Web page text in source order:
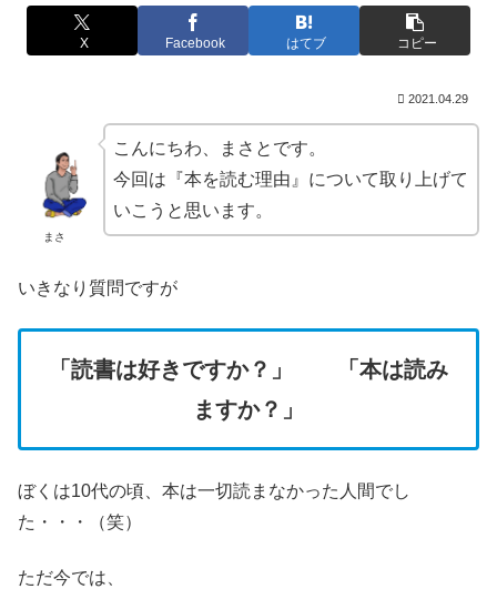
X Facebook はてブ コピー
2021.04.29
まさ
こんにちわ、まさとです。
今回は『本を読む理由』について取り上げて
いこうと思います。
いきなり質問ですが
「読書は好きですか？」 「本は読み
ますか？」
ぼくは10代の頃、本は一切読まなかった人間でし
た・・・（笑）
ただ今では、